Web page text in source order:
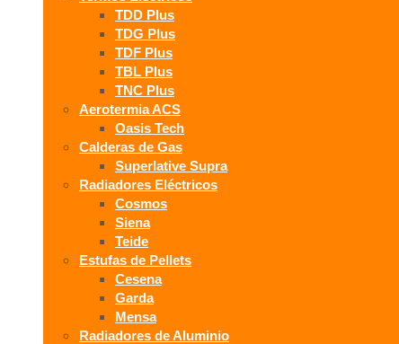
TDD Plus
TDG Plus
TDF Plus
TBL Plus
TNC Plus
Aerotermia ACS
Oasis Tech
Calderas de Gas
Superlative Supra
Radiadores Eléctricos
Cosmos
Siena
Teide
Estufas de Pellets
Cesena
Garda
Mensa
Radiadores de Aluminio